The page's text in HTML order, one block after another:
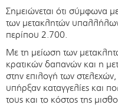
Σημειώνεται ότι σύμφωνα
των μετακλητών
περίπου 2.700.
Με τη μείωση των
κρατικών δαπανών και η
στην επιλογή των
υπήρξαν καταγγελίες και
τους και το κόστος της